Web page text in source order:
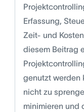
Erfassung,
Zeit- und
diesem Beitrag
genutzt werden
nicht zu
minimieren und